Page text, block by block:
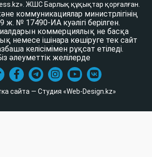
ЖШС Барлық құқықтар қорғалған.
коммуникациялар министрлігінің
ж. № 17490-ИА куәлігі берілген.
коммерциялық не басқа
немесе ішінара көшіруге тек сайт
келісімімен рұқсат етіледі.
әлеуметтік желілерде
сайта — Студия «Web-Design.kz»